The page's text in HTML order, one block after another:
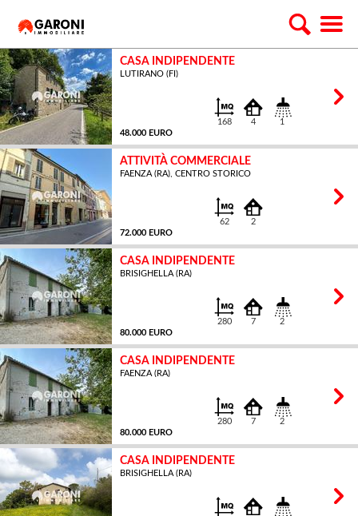
CASA INDIPENDENTE
LUTIRANO (FI)
48.000 EURO
168 4 1
ATTIVITÀ COMMERCIALE
FAENZA (RA), CENTRO STORICO
72.000 EURO
62 2
CASA INDIPENDENTE
BRISIGHELLA (RA)
80.000 EURO
280 7 2
CASA INDIPENDENTE
FAENZA (RA)
80.000 EURO
280 7 2
CASA INDIPENDENTE
BRISIGHELLA (RA)